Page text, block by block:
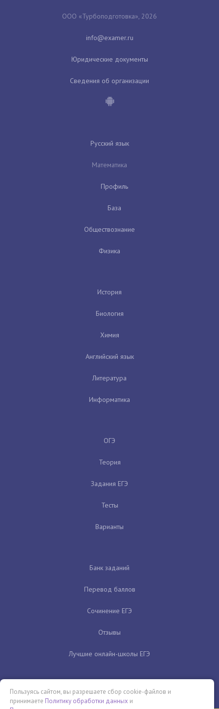
ООО «Турбоподготовка», 2026
Юридические документы
Сведения об организации
Русский язык
Математика
Профиль
База
Обществознание
Физика
История
Биология
Химия
Английский язык
Литература
Информатика
ОГЭ
Теория
Задания ЕГЭ
Тесты
Варианты
Банк заданий
Перевод баллов
Сочинение ЕГЭ
Отзывы
Лучшие онлайн-школы ЕГЭ
Пользуясь сайтом, вы разрешаете сбор cookie-файлов и
принимаете Политику обработки данных и